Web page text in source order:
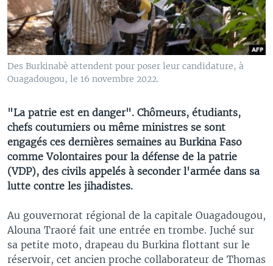
Des Burkinabè attendent pour poser leur candidature, à
Ouagadougou, le 16 novembre 2022.
"La patrie est en danger". Chômeurs, étudiants,
chefs coutumiers ou même ministres se sont
engagés ces dernières semaines au Burkina Faso
comme Volontaires pour la défense de la patrie
(VDP), des civils appelés à seconder l'armée dans sa
lutte contre les jihadistes.
Au gouvernorat régional de la capitale Ouagadougou,
Alouna Traoré fait une entrée en trombe. Juché sur
sa petite moto, drapeau du Burkina flottant sur le
réservoir, cet ancien proche collaborateur de Thomas